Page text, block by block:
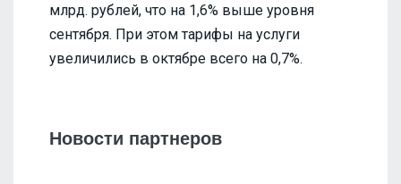
млрд. рублей, что на 1,6% выше уровня
сентября. При этом тарифы на услуги
увеличились в октябре всего на 0,7%.
Новости партнеров